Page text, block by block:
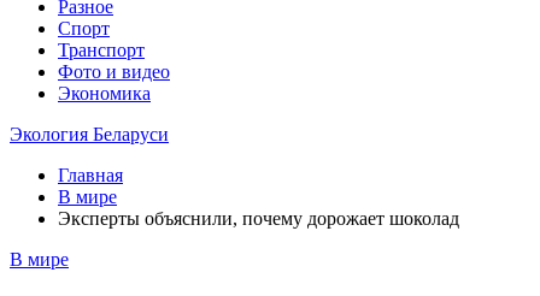
Разное
Спорт
Транспорт
Фото и видео
Экономика
Экология Беларуси
Главная
В мире
Эксперты объяснили, почему дорожает шоколад
В мире